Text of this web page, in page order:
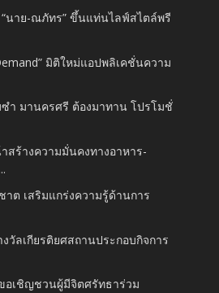
“นาย-ณภัทร” ขึ้นแท่นไลฟ์สไตล์พรี
มิติใหม่แอปพลิเคชั่นความ
ซำ มานครศรี ต้องมาทาน โปรโมชั่
สร้างความมั่นคงทางอาหาร-
ต เสริมแกร่งความรู้ด้านการ
งวัลเกียรติยศสถานประกอบกิจการ
อเชิญชวนผู้มีจิตศรัทธาร่วม